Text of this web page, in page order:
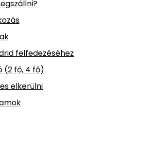
felfedezéséhez
(2 fő, 4 fő)
elkerülni